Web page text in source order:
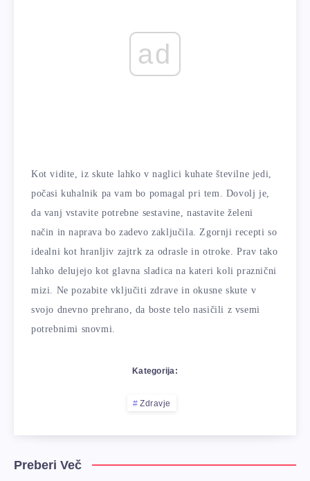
ad
Kot vidite, iz skute lahko v naglici kuhate številne jedi,
počasi kuhalnik pa vam bo pomagal pri tem. Dovolj je,
da vanj vstavite potrebne sestavine, nastavite želeni
način in naprava bo zadevo zaključila. Zgornji recepti so
idealni kot hranljiv zajtrk za odrasle in otroke. Prav tako
lahko delujejo kot glavna sladica na kateri koli praznični
mizi. Ne pozabite vključiti zdrave in okusne skute v
svojo dnevno prehrano, da boste telo nasičili z vsemi
potrebnimi snovmi.
Kategorija:
Zdravje
Preberi Več